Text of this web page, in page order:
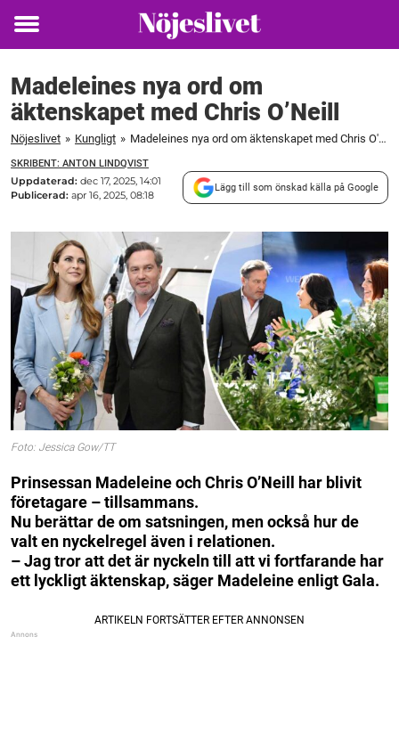
Toggle
Madeleines nya ord om
äktenskapet med Chris O’Neill
Nöjeslivet » Kungligt » Madeleines nya ord om äktenskapet med Chris O'Neill
SKRIBENT: ANTON LINDQVIST
Uppdaterad: dec 17, 2025, 14:01
Publicerad: apr 16, 2025, 08:18
Lägg till som önskad källa på Google
Foto: Jessica Gow/TT
Prinsessan Madeleine och Chris O’Neill har blivit
företagare – tillsammans.
Nu berättar de om satsningen, men också hur de
valt en nyckelregel även i relationen.
– Jag tror att det är nyckeln till att vi fortfarande har
ett lyckligt äktenskap, säger Madeleine enligt Gala.